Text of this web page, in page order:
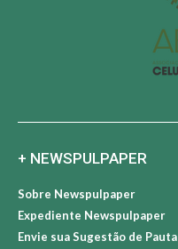
+ NEWSPULPAPER
Sobre Newspulpaper
Expediente Newspulpaper
Envie sua Sugestão de Pauta